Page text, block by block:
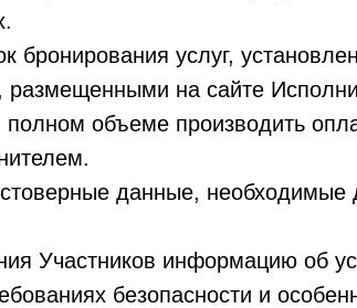
бронирования услуг,
размещенными на сайте
объеме производить
данные, необходимые
Участников информацию об
безопасности и